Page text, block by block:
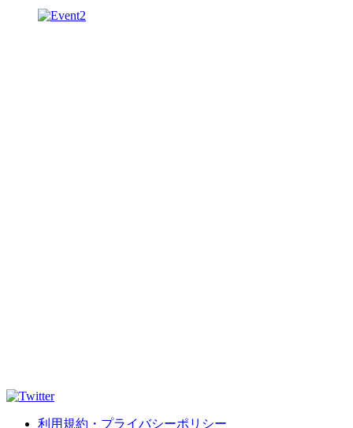
利用規約・プライバシーポリシー